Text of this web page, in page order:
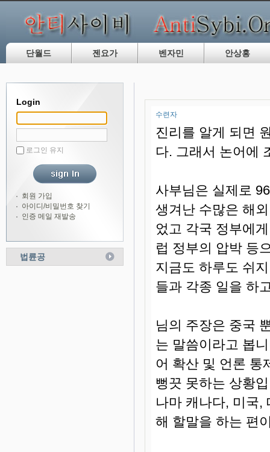
단월드 젠요가 벤자민 안상홍
Login
로그인 유지
회원 가입
아이디/비밀번호 찾기
인증 메일 재발송
법륜공
수련자
진리를 알게 되면
다. 그래서 논어에
사부님은 실제로
생겨난 수많은 해
었고 각국 정부에
럽 정부의 압박 등
지금도 하루도 쉬
들과 각종 일을 하
님의 주장은 중국
는 말씀이라고 봅
어 확산 및 언론 통
뻥끗 못하는 상황
나마 캐나다, 미국,
해 할말을 하는 편